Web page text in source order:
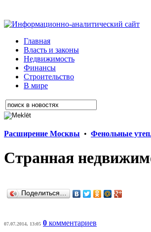
Главная
Власть и законы
Недвижимость
Финансы
Строительство
В мире
Расширение Москвы • Фенольные
Странная
Поделиться…
07.07.2014, 13:05 0 комментариев